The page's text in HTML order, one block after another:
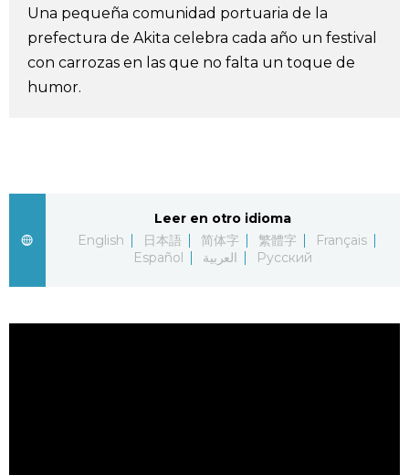
Vídeos e imágenes
En profundidad
Datos de Japón
Fragmentos de Japón
Una pequeña comunidad portuaria de la
prefectura de Akita celebra cada año un festival
con carrozas en las que no falta un toque de
humor.
Leer en otro idioma
English
日本語 简体字 繁體字
Français
Español
العربية Русский